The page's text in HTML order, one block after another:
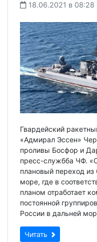
18.06.2021 в 08:28
Гвардейский
«Адмирал Эссен»
проливы Босфор и
пресс-службба ЧФ.
плановый переход
море, где в
планом отработает
постоянной
России в дальней
Читать